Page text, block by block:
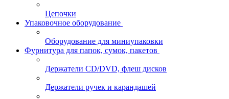
Цепочки
Упаковочное оборудование
Оборудование для миниупаковки
Фурнитура для папок, сумок, пакетов
Держатели CD/DVD, флеш дисков
Держатели ручек и карандашей